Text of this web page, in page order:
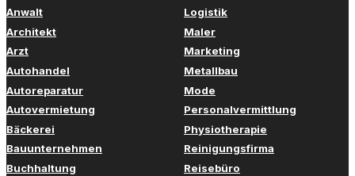
Anwalt
Architekt
Arzt
Autohandel
Autoreparatur
Autovermietung
Bäckerei
Bauunternehmen
Buchhaltung
Logistik
Maler
Marketing
Metallbau
Mode
Personalvermittlung
Physiotherapie
Reinigungsfirma
Reisebüro